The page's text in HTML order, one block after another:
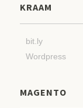
KRAAM
bit.ly
Wordpress
MAGENTO